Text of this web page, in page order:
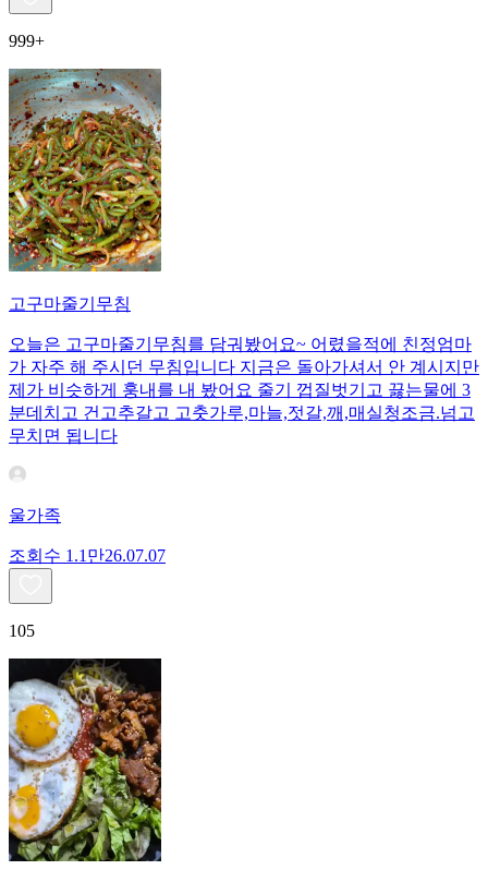
999+
고구마줄기무침
오늘은 고구마줄기무침를 담궈봤어요~ 어렸을적에 친정엄마
가 자주 해 주시던 무침입니다 지금은 돌아가셔서 안 계시지만
제가 비슷하게 훙내를 내 봤어요 줄기 껍질벗기고 끓는물에 3
분데치고 건고추갈고 고춧가루,마늘,젓갈,깨,매실청조금.넘고
무치면 됩니다
울가족
조회수 1.1만26.07.07
105